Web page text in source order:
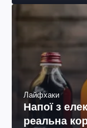
Лайфхаки
Напої з
реальна